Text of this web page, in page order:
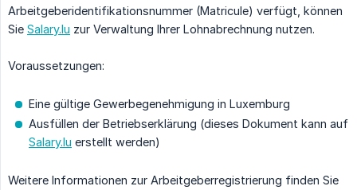
Arbeitgeberidentifikationsnummer (Matricule) verfügt, können
Sie Salary.lu zur Verwaltung Ihrer Lohnabrechnung nutzen.
Voraussetzungen:
Eine gültige Gewerbegenehmigung in Luxemburg
Ausfüllen der Betriebserklärung (dieses Dokument kann auf
Salary.lu erstellt werden)
Weitere Informationen zur Arbeitgeberregistrierung finden Sie